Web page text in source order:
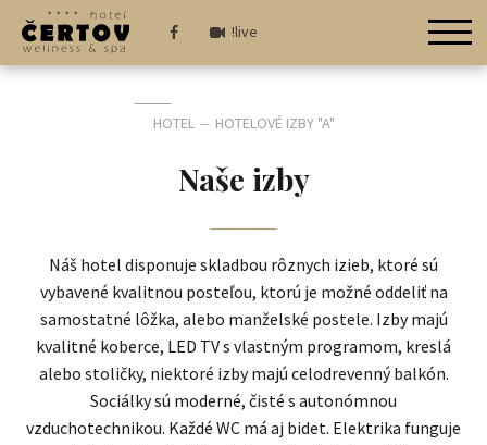
!live
HOTEL — HOTELOVÉ IZBY "A"
Naše izby
Náš hotel disponuje skladbou rôznych izieb, ktoré sú
vybavené kvalitnou posteľou, ktorú je možné oddeliť na
samostatné lôžka, alebo manželské postele. Izby majú
kvalitné koberce, LED TV s vlastným programom, kreslá
alebo stoličky, niektoré izby majú celodrevenný balkón.
Sociálky sú moderné, čisté s autonómnou
vzduchotechnikou. Každé WC má aj bidet. Elektrika funguje